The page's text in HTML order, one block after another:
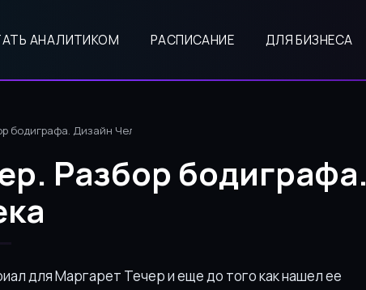
АНАЛИТИКОМ РАСПИСАНИЕ ДЛЯ БИЗНЕСА
бодиграфа. Дизайн Человека
Разбор бодиграфа.
для Маргарет Течер и еще до того как нашел ее